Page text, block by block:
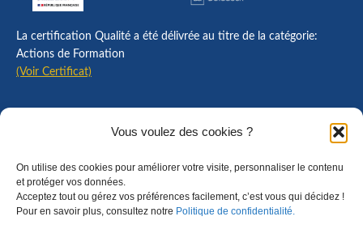
Vous voulez des cookies ?
On utilise des cookies pour améliorer votre visite, personnaliser le contenu
et protéger vos données.
Acceptez tout ou gérez vos préférences facilement, c’est vous qui décidez !
Pour en savoir plus, consultez notre Politique de confidentialité.
La certification Qualité a été délivrée au titre de la catégorie:
Actions de Formation
(Voir Certificat)
Règlement intérieur
CGU